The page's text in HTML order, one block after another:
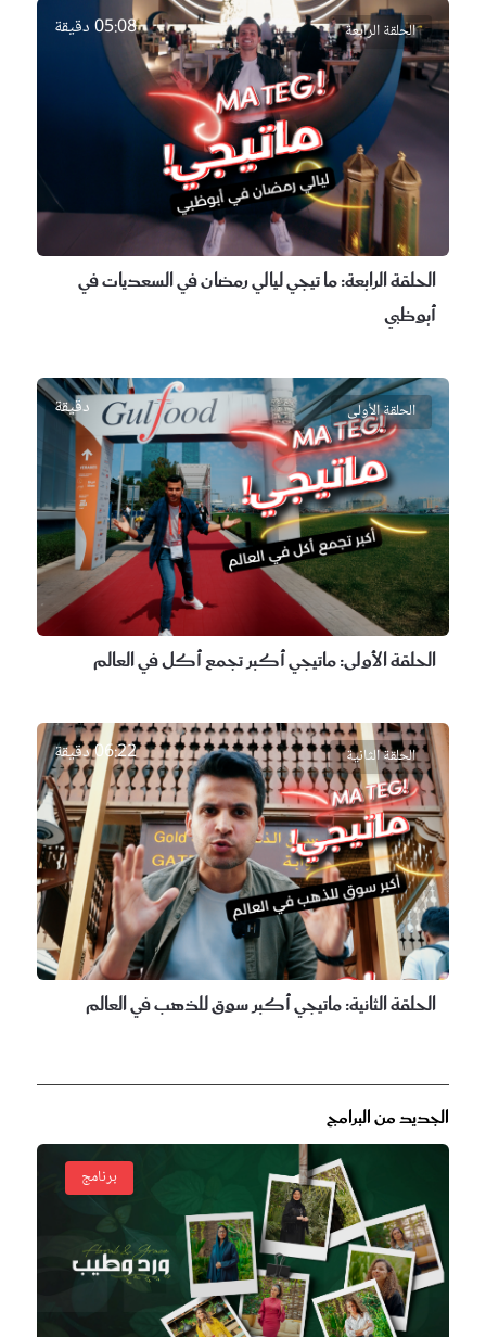
الحلقة الرابعة 05:08 دقيقة
الحلقة الرابعة:ما تيجي ليالي رمضان في السعديات في
أبوظبي
الحلقة الأولى دقيقة
الحلقة الأولى:ماتيجي أكبر تجمع أكل في العالم
الحلقة الثانية 06:22 دقيقة
الحلقة الثانية:ماتيجي أكبر سوق للذهب في العالم
الجديد من البرامج
برنامج